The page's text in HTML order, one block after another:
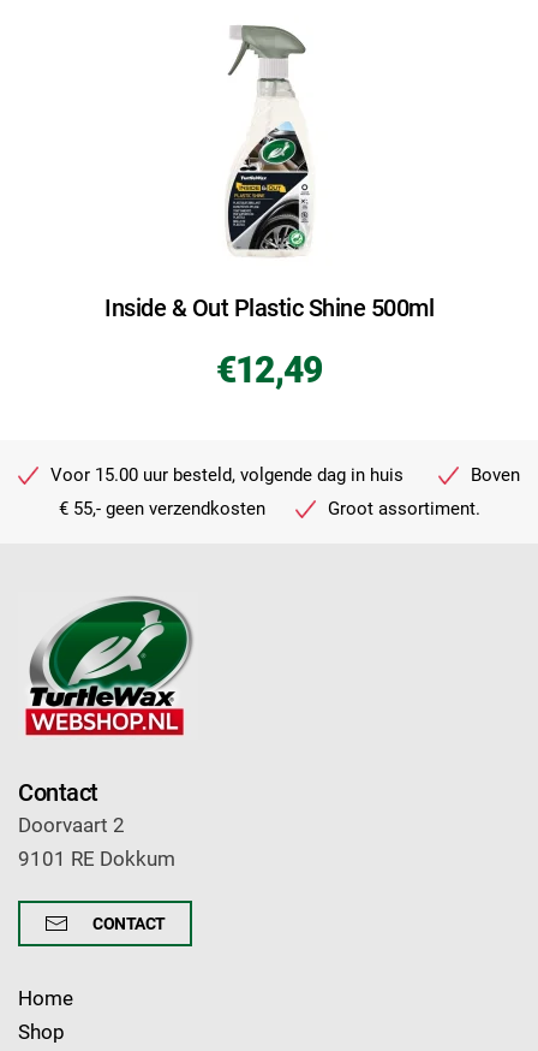
Inside & Out Plastic Shine 500ml
€12,49
Voor 15.00 uur besteld, volgende dag in huis
Boven
€ 55,- geen verzendkosten
Groot assortiment.
Contact
Doorvaart 2
9101 RE Dokkum
CONTACT
Home
Shop